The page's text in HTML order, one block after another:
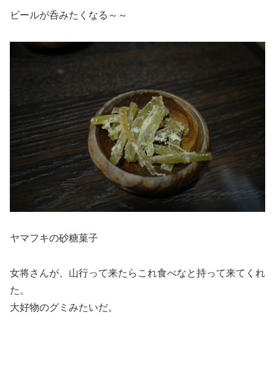
ビールが呑みたくなる～～
ヤマフキの砂糖菓子
女将さんが、山行って来たらこれ食べなと持って来てくれ
た。
大好物のグミみたいだ。